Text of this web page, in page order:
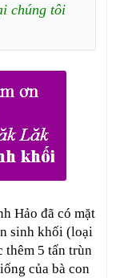
chúng tôi
Hảo đã có mặt
sinh khối (loại
thêm 5 tấn trùn
của bà con